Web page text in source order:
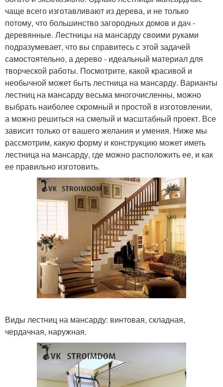
чаще всего изготавливают из дерева, и не только
потому, что большинство загородных домов и дач -
деревянные. Лестницы на мансарду своими руками
подразумевает, что вы справитесь с этой задачей
самостоятельно, а дерево - идеальный материал для
творческой работы. Посмотрите, какой красивой и
необычной может быть лестница на мансарду. Варианты
лестниц на мансарду весьма многочисленны, можно
выбрать наиболее скромный и простой в изготовлении,
а можно решиться на смелый и масштабный проект. Все
зависит только от вашего желания и умения. Ниже мы
рассмотрим, какую форму и конструкцию может иметь
лестница на мансарду, где можно расположить ее, и как
ее правильно изготовить.
Виды лестниц на мансарду: винтовая, складная,
чердачная, наружная.